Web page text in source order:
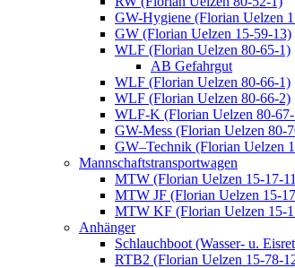
GW-Hygiene (Florian Uelzen
GW (Florian Uelzen 15-59-13)
WLF (Florian Uelzen 80-65-1)
AB Gefahrgut
WLF (Florian Uelzen 80-66-1)
WLF (Florian Uelzen 80-66-2)
WLF-K (Florian Uelzen 80-
GW-Mess (Florian Uelzen 80-
GW–Technik (Florian Uelzen
Mannschaftstransportwagen
MTW (Florian Uelzen 15-17-
MTW JF (Florian Uelzen 15-
MTW KF (Florian Uelzen 15-
Anhänger
Schlauchboot (Wasser- u.
RTB2 (Florian Uelzen 15-78-